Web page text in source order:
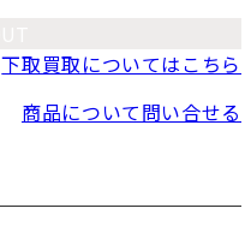
下取買取についてはこちら
商品について問い合せる